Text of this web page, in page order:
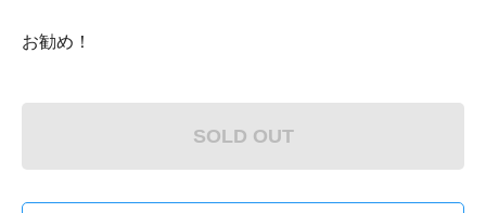
お勧め！
SOLD OUT